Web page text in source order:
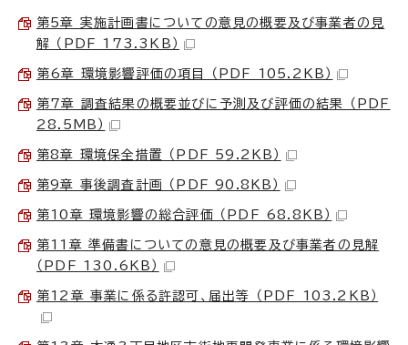
第5章 実施計画書についての意見の概要及び事業者の見
解 （PDF 173.3KB）
第6章 環境影響評価の項目 （PDF 105.2KB）
第7章 調査結果の概要並びに予測及び評価の結果 （PDF
28.5MB）
第8章 環境保全措置 （PDF 59.2KB）
第9章 事後調査計画 （PDF 90.8KB）
第10章 環境影響の総合評価 （PDF 68.8KB）
第11章 準備書についての意見の概要及び事業者の見解
（PDF 130.6KB）
第12章 事業に係る許認可、届出等 （PDF 103.2KB）